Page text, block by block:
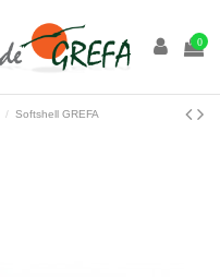
0
Softshell GREFA